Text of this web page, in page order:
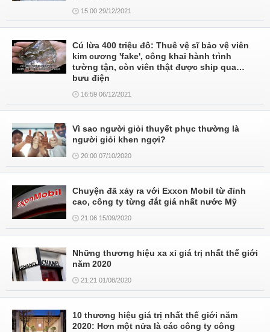
15:00 29/12/2021
Cú lừa 400 triệu đô: Thuê vệ sĩ bảo vệ viên
kim cương 'fake', công khai hành trình
tường tận, còn viên thật được ship qua…
bưu điện
16:59 06/12/2021
Vì sao người giỏi thuyết phục thường là
người giỏi khen ngợi?
20:00 07/10/2020
Chuyện đã xảy ra với Exxon Mobil từ đỉnh
cao, công ty từng đắt giá nhất nước Mỹ
21:06 15/09/2020
Những thương hiệu xa xỉ giá trị nhất thế giới
năm 2020
21:21 01/08/2020
10 thương hiệu giá trị nhất thế giới năm
2020: Hơn một nửa là các công ty công